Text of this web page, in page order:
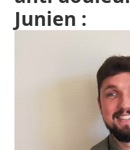
Junien :